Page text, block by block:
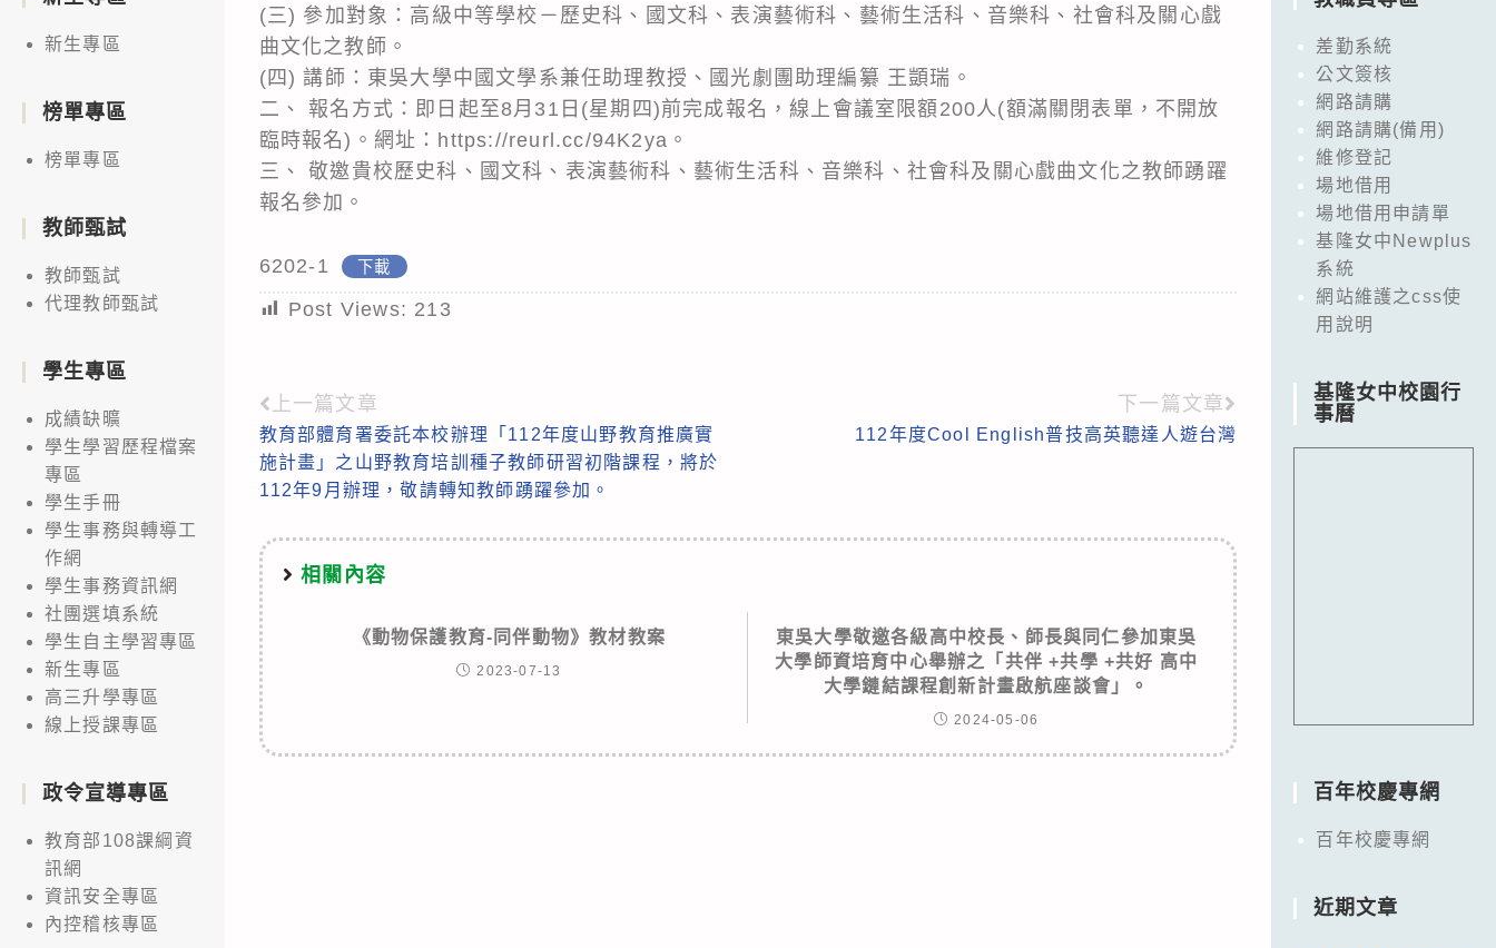
(三) 參加對象：高級中等學校－歷史科、國文科、表演藝術科、藝術生活科、音樂科、社會科及關心戲
曲文化之教師。
(四) 講師：東吳大學中國文學系兼任助理教授、國光劇團助理編纂 王顗瑞。
二、 報名方式：即日起至8月31日(星期四)前完成報名，線上會議室限額200人(額滿關閉表單，不開放
臨時報名)。網址：https://reurl.cc/94K2ya。
三、 敬邀貴校歷史科、國文科、表演藝術科、藝術生活科、音樂科、社會科及關心戲曲文化之教師踴躍
報名參加。
6202-1 下載
Post Views: 213
Read
more
articles
上一篇文章
教育部體育署委託本校辦理「112年度山野教育推廣實
施計畫」之山野教育培訓種子教師研習初階課程，將於
112年9月辦理，敬請轉知教師踴躍參加。
下一篇文章
112年度Cool English普技高英聽達人遊台灣
相關內容
《動物保護教育-同伴動物》教材教案
2023-07-13
東吳大學敬邀各級高中校長、師長與同仁參加東吳
大學師資培育中心舉辦之「共伴 +共學 +共好 高中
大學鏈結課程創新計畫啟航座談會」。
2024-05-06
新生專區
榜單專區
榜單專區
教師甄試
教師甄試
代理教師甄試
學生專區
成績缺曠
學生學習歷程檔案
專區
學生手冊
學生事務與轉導工
作網
學生事務資訊網
社團選填系統
學生自主學習專區
新生專區
高三升學專區
線上授課專區
政令宣導專區
教育部108課綱資
訊網
資訊安全專區
內控稽核專區
差勤系統
公文簽核
網路請購
網路請購(備用)
維修登記
場地借用
場地借用申請單
基隆女中Newplus
系統
網站維護之css使
用說明
基隆女中校園行
事曆
百年校慶專網
百年校慶專網
近期文章